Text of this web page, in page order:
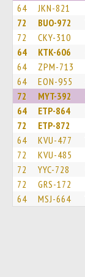
64 JKN-821
72 BUO-972
72 CKY-310
64 KTK-606
64 ZPM-713
64 EON-955
72 MYT-392
64 ETP-864
72 ETP-872
64 KVU-477
72 KVU-485
72 YYC-728
72 GRS-172
64 MSJ-664